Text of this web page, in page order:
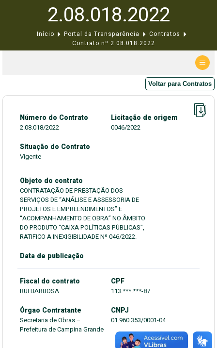
2.08.018.2022
Início Portal da Transparência
Contratos
Contrato nº 2.08.018.2022
Voltar para Contratos
Número do Contrato
2.08.018/2022
Licitação de origem
0046/2022
Situação do Contrato
Vigente
Objeto do contrato
CONTRATAÇÃO DE PRESTAÇÃO DOS
SERVIÇOS DE “ANÁLISE E ASSESSORIA DE
PROJETOS E EMPREENDIMENTOS” E
“ACOMPANHAMENTO DE OBRA” NO ÂMBITO
DO PRODUTO “CAIXA POLÍTICAS PÚBLICAS”,
RATIFICO A INEXIGIBILIDADE Nº 046/2022.
Data de publicação
Fiscal do contrato
RUI BARBOSA
CPF
113.***.***-87
Órgao Contratante
Secretaria de Obras –
Prefeitura de Campina Grande
CNPJ
01.960.353/0001-04